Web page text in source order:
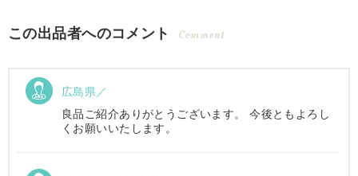
この出品者へのコメント Comment
広島県／
良品ご紹介ありがとうございます。 今後ともよろし
くお願いいたします。